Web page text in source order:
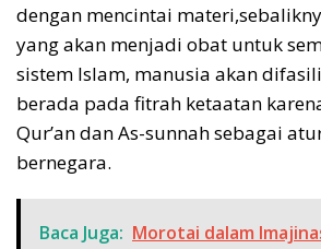
dengan mencintai
yang akan menjadi obat untuk
sistem Islam, manusia akan
berada pada fitrah ketaatan
Qur’an dan As-sunnah sebagai
bernegara.
Baca Juga: Morotai dalam